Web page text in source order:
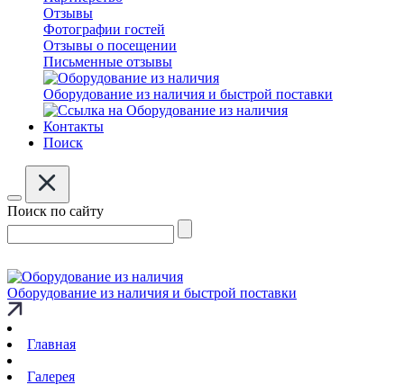
Отзывы
Фотографии гостей
Отзывы о посещении
Письменные отзывы
Оборудование из наличия и быстрой поставки
Контакты
Поиск
Поиск по сайту
Оборудование из наличия и быстрой поставки
Главная
Галерея